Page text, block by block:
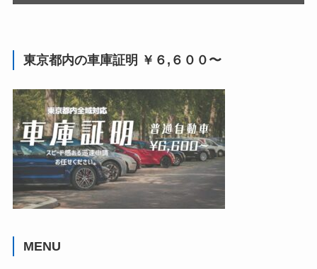
東京都内の車庫証明 ￥６,６００〜
MENU